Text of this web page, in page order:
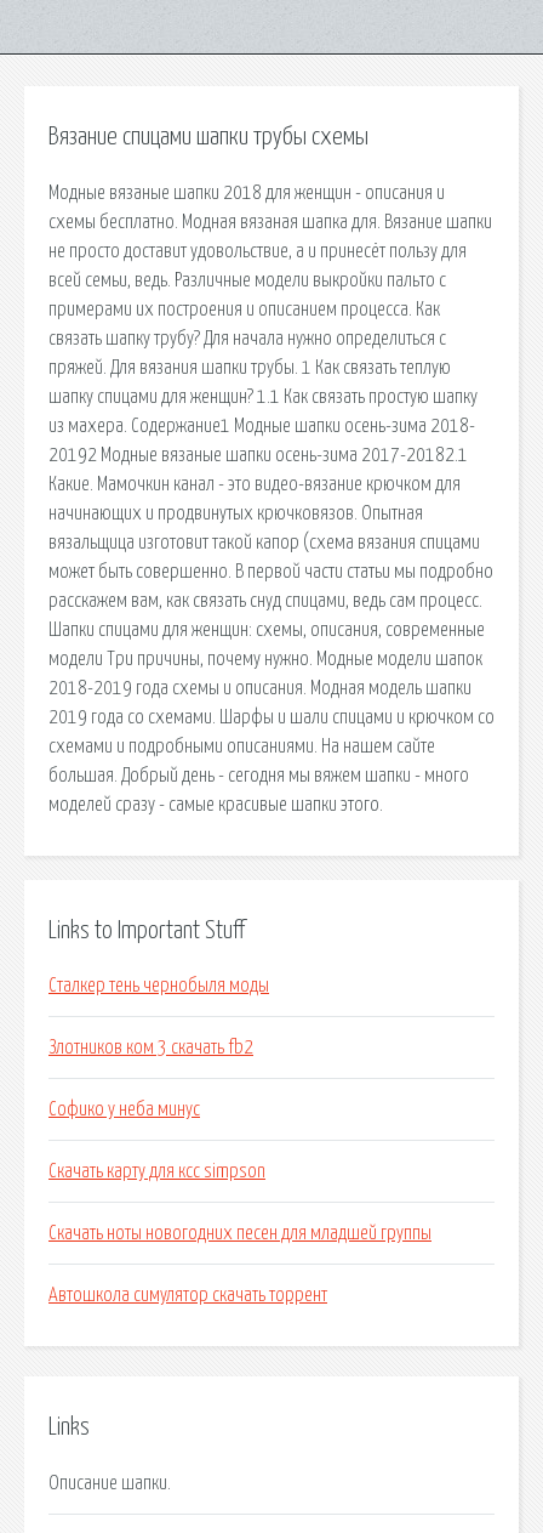
Вязание спицами шапки трубы схемы
Модные вязаные шапки 2018 для женщин - описания и
схемы бесплатно. Модная вязаная шапка для. Вязание шапки
не просто доставит удовольствие, а и принесёт пользу для
всей семьи, ведь. Различные модели выкройки пальто с
примерами их построения и описанием процесса. Как
связать шапку трубу? Для начала нужно определиться с
пряжей. Для вязания шапки трубы. 1 Как связать теплую
шапку спицами для женщин? 1.1 Как связать простую шапку
из махера. Содержание1 Модные шапки осень-зима 2018-
20192 Модные вязаные шапки осень-зима 2017-20182.1
Какие. Мамочкин канал - это видео-вязание крючком для
начинающих и продвинутых крючковязов. Опытная
вязальщица изготовит такой капор (схема вязания спицами
может быть совершенно. В первой части статьи мы подробно
расскажем вам, как связать снуд спицами, ведь сам процесс.
Шапки спицами для женщин: схемы, описания, современные
модели Три причины, почему нужно. Модные модели шапок
2018-2019 года схемы и описания. Модная модель шапки
2019 года со схемами. Шарфы и шали спицами и крючком со
схемами и подробными описаниями. На нашем сайте
большая. Добрый день - сегодня мы вяжем шапки - много
моделей сразу - самые красивые шапки этого.
Links to Important Stuff
Сталкер тень чернобыля моды
Злотников ком 3 скачать fb2
Софико у неба минус
Скачать карту для ксс simpson
Скачать ноты новогодних песен для младшей группы
Автошкола симулятор скачать торрент
Links
Описание шапки.